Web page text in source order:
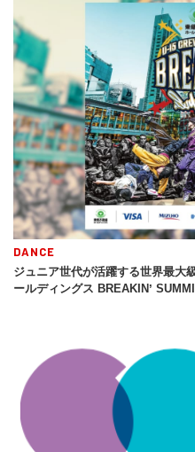
DANCE
ジュニア世代が活躍する世界最大
ールディングス BREAKINʼ